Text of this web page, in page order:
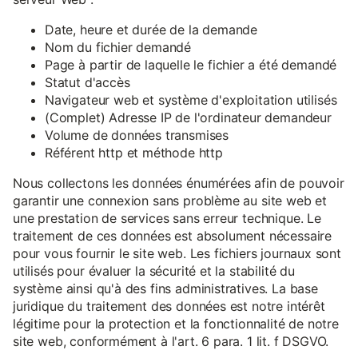
Date, heure et durée de la demande
Nom du fichier demandé
Page à partir de laquelle le fichier a été demandé
Statut d'accès
Navigateur web et système d'exploitation utilisés
(Complet) Adresse IP de l'ordinateur demandeur
Volume de données transmises
Référent http et méthode http
Nous collectons les données énumérées afin de pouvoir
garantir une connexion sans problème au site web et
une prestation de services sans erreur technique. Le
traitement de ces données est absolument nécessaire
pour vous fournir le site web. Les fichiers journaux sont
utilisés pour évaluer la sécurité et la stabilité du
système ainsi qu'à des fins administratives. La base
juridique du traitement des données est notre intérêt
légitime pour la protection et la fonctionnalité de notre
site web, conformément à l'art. 6 para. 1 lit. f DSGVO.